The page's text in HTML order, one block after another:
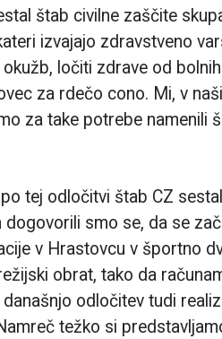
štab civilne zaščite
izvajajo zdravstveno
ločiti zdrave od
za rdečo cono. Mi, v
za take potrebe namenili
po tej odločitvi štab CZ
dogovorili smo se, da se
v Hrastovcu v športno
obrat, tako da
odločitev tudi
težko si